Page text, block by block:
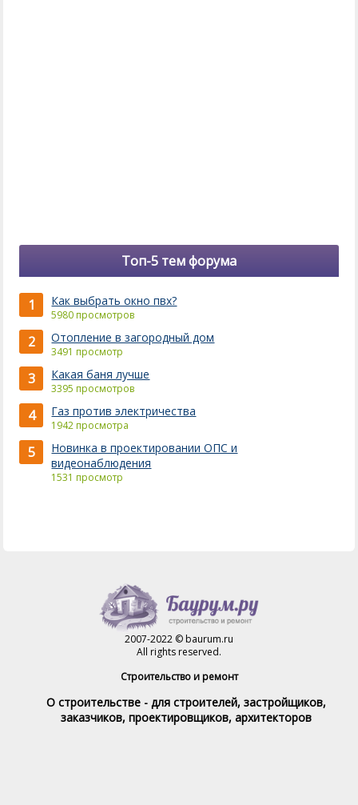
Топ-5 тем форума
1 Как выбрать окно пвх?
5980 просмотров
2 Отопление в загородный дом
3491 просмотр
3 Какая баня лучше
3395 просмотров
4 Газ против электричества
1942 просмотра
5
Новинка в проектировании ОПС и
видеонаблюдения
1531 просмотр
2007-2022 © baurum.ru
All rights reserved.
Строительство и ремонт
О строительстве - для строителей, застройщиков,
заказчиков, проектировщиков, архитекторов